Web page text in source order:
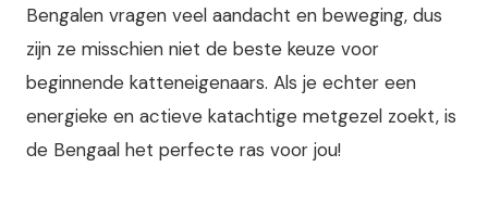
Bengalen vragen veel aandacht en beweging, dus
zijn ze misschien niet de beste keuze voor
beginnende katteneigenaars. Als je echter een
energieke en actieve katachtige metgezel zoekt, is
de Bengaal het perfecte ras voor jou!